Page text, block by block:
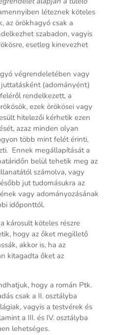
léteznek köteles
az örökhagyó csak a
szabadon, vagyis
esetleg kinevezhet
végrendeletében vagy
(adományént)
rendelkezett, a
ezek örökösei vagy
hitelezői kérhetik ezen
azaz minden olyan
több mint felét érinti,
Ennek megállapítását a
belül tehetik meg az
számolva, vagy
jut tudomásukra az
vagy adományozásának
időponttól.
károsult köteles részre
hogy az őket megillető
akkor is, ha az
kitagadta őket az
hogy a román Ptk.
csak a II. osztályba
vagyis a testvérek és
a III. és IV. osztályba
lehetséges.